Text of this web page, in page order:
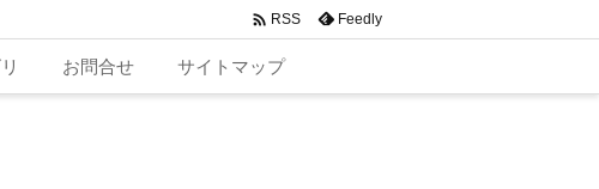
お問合せ サイトマップ
 RSS Feedly